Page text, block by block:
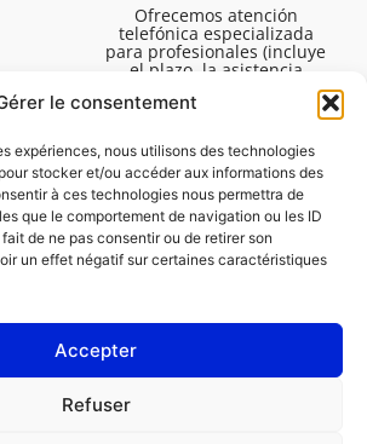
le consentement
expériences, nous utilisons des technologies
stocker et/ou accéder aux informations des
à ces technologies nous permettra de
que le comportement de navigation ou les ID
de ne pas consentir ou de retirer son
un effet négatif sur certaines caractéristiques
Accepter
Refuser
Ofrecemos atención
telefónica especializada
para profesionales (incluye
el plazo, la asistencia
técnica, etc.). El horario es
de lunes a viernes de 08:30